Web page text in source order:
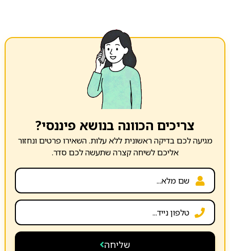
צריכים הכוונה בנושא פיננסי?
מגיעה לכם בדיקה ראשונית ללא עלות. השאירו פרטים ונחזור
אליכם לשיחה קצרה שתעשה לכם סדר.
שליחה